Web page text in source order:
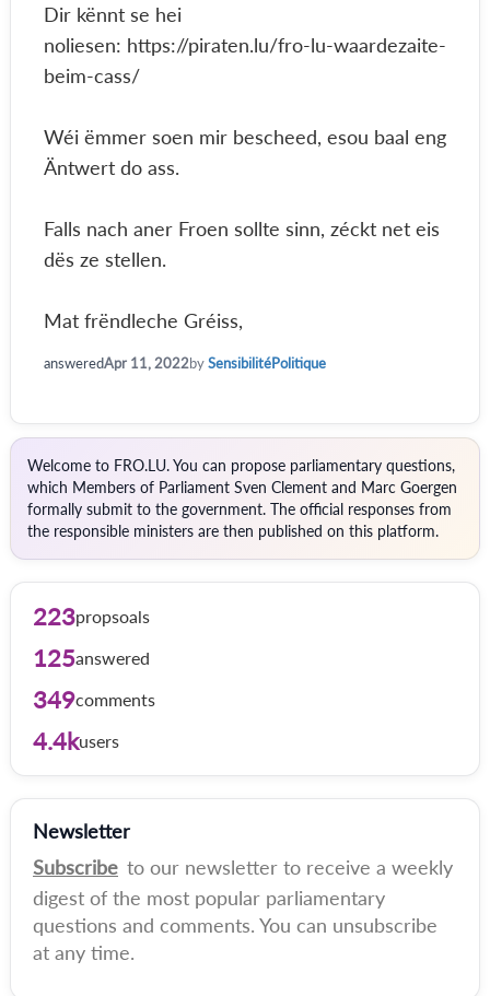
Dir kënnt se hei
noliesen: https://piraten.lu/fro-lu-waardezaite-
beim-cass/
Wéi ëmmer soen mir bescheed, esou baal eng
Äntwert do ass.
Falls nach aner Froen sollte sinn, zéckt net eis
dës ze stellen.
Mat frëndleche Gréiss,
answeredApr 11, 2022bySensibilitéPolitique
Welcome to FRO.LU. You can propose parliamentary questions,
which Members of Parliament Sven Clement and Marc Goergen
formally submit to the government. The official responses from
the responsible ministers are then published on this platform.
223propsoals
125answered
349comments
4.4kusers
Newsletter
Subscribe to our newsletter to receive a weekly
digest of the most popular parliamentary
questions and comments. You can unsubscribe
at any time.